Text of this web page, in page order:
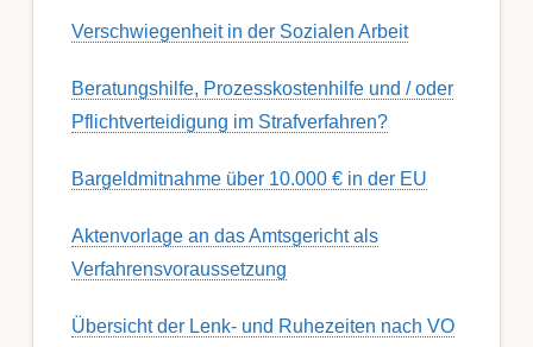
Ver­schwieg­en­heit in der Soz­ial­en Ar­beit
Berat­ungs­hil­fe, Pro­zess­kost­en­hilfe und / oder
Pflicht­ver­teidig­ung im Strafverfahren?
Bargeldmitnahme über 10.000 € in der EU
Aktenvorlage an das Amtsgericht als
Verfahrensvoraussetzung
Übersicht der Lenk- und Ruhezeiten nach VO